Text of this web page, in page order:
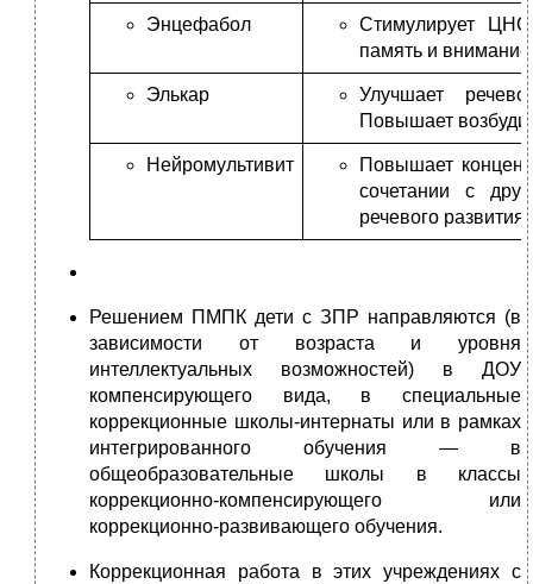
Энцефабол
Стимулирует
память и
Элькар
Улучшает
Повышает
Нейромультивит
Повышает
сочетании с
речевого развития.
Решением ПМПК дети с ЗПР направляются (в
зависимости от возраста и уровня
интеллектуальных возможностей) в ДОУ
компенсирующего вида, в специальные
коррекционные школы-интернаты или в рамках
интегрированного обучения — в
общеобразовательные школы в классы
коррекционно-компенсирующего или
коррекционно-развивающего обучения.
Коррекционная работа в этих учреждениях с